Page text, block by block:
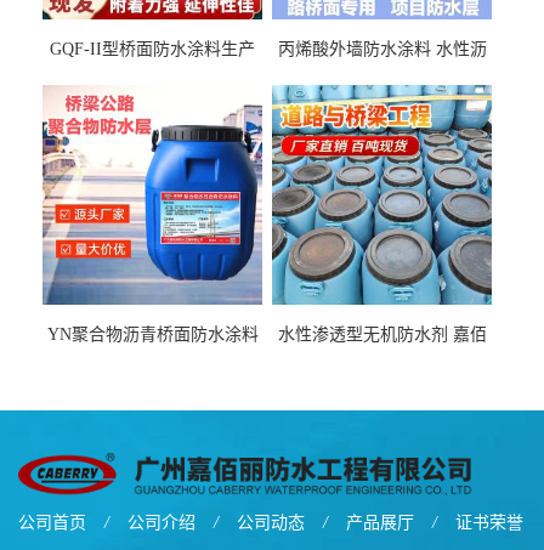
GQF-II型桥面防水涂料生产
丙烯酸外墙防水涂料 水性沥
厂家
YN聚合物沥青桥面防水涂料
水性渗透型无机防水剂 嘉佰
公司首页 / 公司介绍 / 公司动态 / 产品展厅 / 证书荣誉